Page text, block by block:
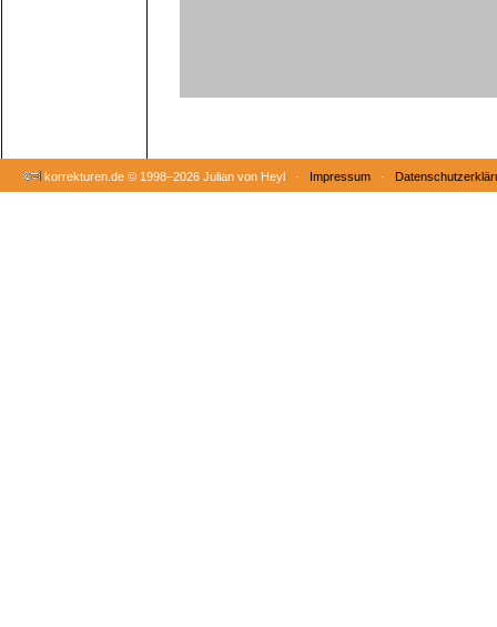
korrekturen.de © 1998–2026 Julian von Heyl · Impressum ·